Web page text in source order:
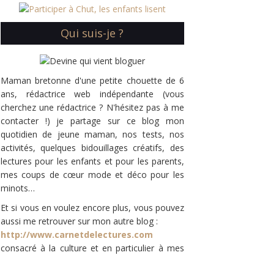
Qui suis-je ?
Maman bretonne d'une petite chouette de 6
ans, rédactrice web indépendante (vous
cherchez une rédactrice ? N'hésitez pas à me
contacter !) je partage sur ce blog mon
quotidien de jeune maman, nos tests, nos
activités, quelques bidouillages créatifs, des
lectures pour les enfants et pour les parents,
mes coups de cœur mode et déco pour les
minots…
Et si vous en voulez encore plus, vous pouvez
aussi me retrouver sur mon autre blog :
http://www.carnetdelectures.com
consacré à la culture et en particulier à mes